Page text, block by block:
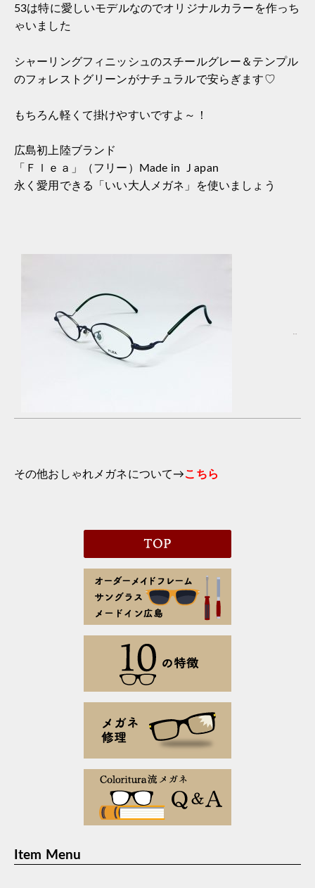
53は特に愛しいモデルなのでオリジナルカラーを作っち
ゃいました
シャーリングフィニッシュのスチールグレー＆テンプル
のフォレストグリーンがナチュラルで安らぎます♡
もちろん軽くて掛けやすいですよ～！
広島初上陸ブランド
「Ｆｌｅａ」（フリー）Made in Ｊapan
永く愛用できる「いい大人メガネ」を使いましょう
その他おしゃれメガネについて→こちら
Item Menu